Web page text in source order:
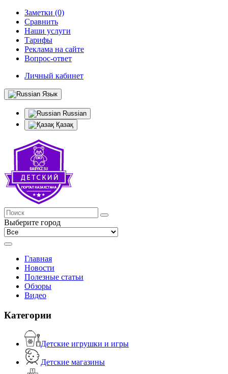
Заметки (0)
Сравнить
Наши услуги
Тарифы
Реклама на сайте
Вопрос-ответ
Личный кабинет
Язык
Russian
Қазақ
Выберите город
Главная
Новости
Полезные статьи
Обзоры
Видео
Категории
Детские игрушки и игры
Детские магазины